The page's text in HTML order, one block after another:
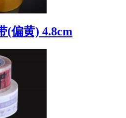
(偏黄) 4.8cm